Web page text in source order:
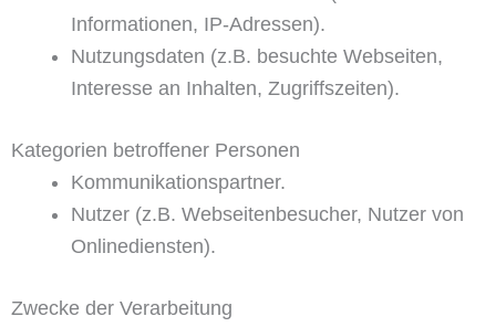
Informationen, IP-Adressen).
Nutzungsdaten (z.B. besuchte Webseiten,
Interesse an Inhalten, Zugriffszeiten).
Kategorien betroffener Personen
Kommunikationspartner.
Nutzer (z.B. Webseitenbesucher, Nutzer von
Onlinediensten).
Zwecke der Verarbeitung